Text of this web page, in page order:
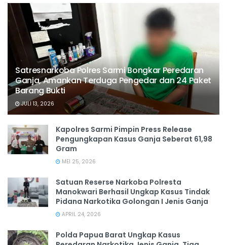
Satresnarkoba Polres Sarmi Bongkar Peredaran
Ganja, Amankan Terduga Pengedar dan 24 Paket
Barang Bukti
JULI 13, 2026
Kapolres Sarmi Pimpin Press Release
Pengungkapan Kasus Ganja Seberat 61,98
Gram
MEI 25, 2026
Satuan Reserse Narkoba Polresta
Manokwari Berhasil Ungkap Kasus Tindak
Pidana Narkotika Golongan I Jenis Ganja
APRIL 24, 2026
Polda Papua Barat Ungkap Kasus